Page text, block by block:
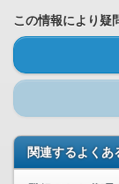
この情報により疑
関連するよくあ